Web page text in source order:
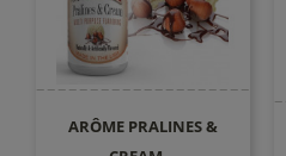
ARÔME PRALINES &